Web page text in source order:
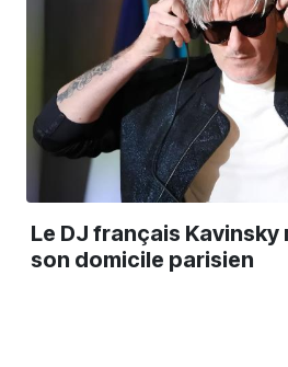
Le DJ français
son domicile parisien